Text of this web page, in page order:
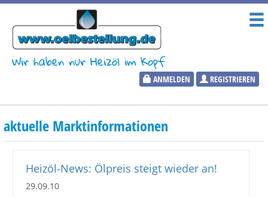
Wir haben nur Heizöl im Kopf
ANMELDEN REGISTRIEREN
Heizölpreise
Aktueller Heizölpreis
aktuelle Marktinformationen
Heizöl-News: Ölpreis steigt wieder an!
29.09.10